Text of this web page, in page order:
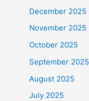
December 2025
November 2025
October 2025
September 2025
August 2025
July 2025